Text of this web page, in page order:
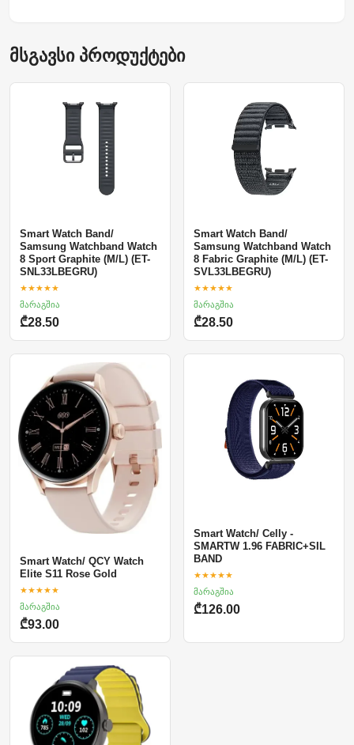
მსგავსი პროდუქტები
Smart Watch Band/
Samsung Watchband Watch
8 Sport Graphite (M/L) (ET-
SNL33LBEGRU)
★★★★★
მარაგშია
₾28.50
Smart Watch Band/
Samsung Watchband Watch
8 Fabric Graphite (M/L) (ET-
SVL33LBEGRU)
★★★★★
მარაგშია
₾28.50
Smart Watch/ QCY Watch
Elite S11 Rose Gold
★★★★★
მარაგშია
₾93.00
Smart Watch/ Celly -
SMARTW 1.96 FABRIC+SIL
BAND
★★★★★
მარაგშია
₾126.00